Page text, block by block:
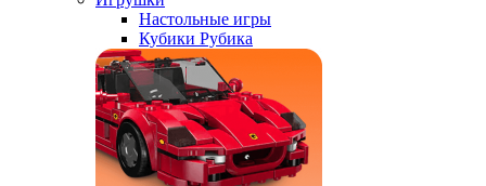
Настольные игры
Кубики Рубика